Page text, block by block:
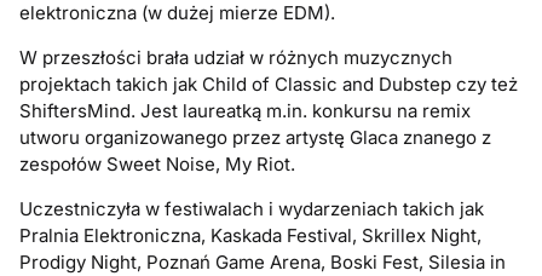
elektroniczna (w dużej mierze EDM).
W przeszłości brała udział w różnych muzycznych
projektach takich jak Child of Classic and Dubstep czy też
ShiftersMind. Jest laureatką m.in. konkursu na remix
utworu organizowanego przez artystę Glaca znanego z
zespołów Sweet Noise, My Riot.
Uczestniczyła w festiwalach i wydarzeniach takich jak
Pralnia Elektroniczna, Kaskada Festival, Skrillex Night,
Prodigy Night, Poznań Game Arena, Boski Fest, Silesia in